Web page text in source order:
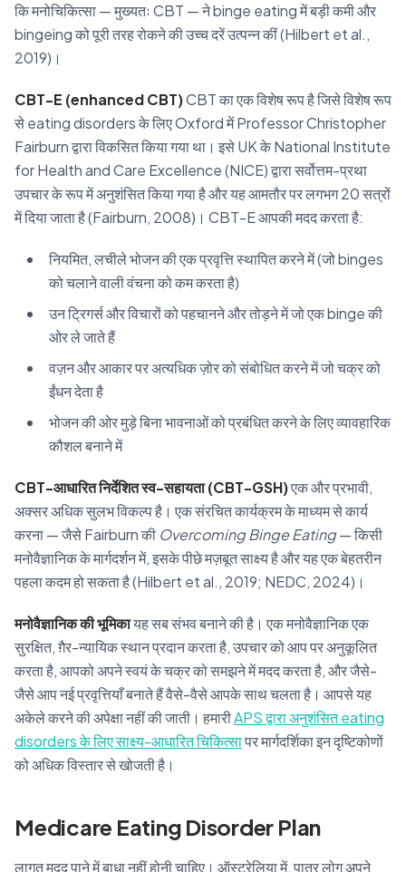
कि मनोचिकित्सा — मुख्यतः CBT — ने binge eating में बड़ी कमी और
bingeing को पूरी तरह रोकने की उच्च दरें उत्पन्न कीं (Hilbert et al.,
2019)।
CBT-E (enhanced CBT)CBT का एक विशेष रूप है जिसे विशेष रूप
से eating disorders के लिए Oxford में Professor Christopher
Fairburn द्वारा विकसित किया गया था। इसे UK के National Institute
for Health and Care Excellence (NICE) द्वारा सर्वोत्तम-प्रथा
उपचार के रूप में अनुशंसित किया गया है और यह आमतौर पर लगभग 20 सत्रों
में दिया जाता है (Fairburn, 2008)। CBT-E आपकी मदद करता है:
नियमित, लचीले भोजन की एक प्रवृत्ति स्थापित करने में (जो binges
को चलाने वाली वंचना को कम करता है)
उन ट्रिगर्स और विचारों को पहचानने और तोड़ने में जो एक binge की
ओर ले जाते हैं
वज़न और आकार पर अत्यधिक ज़ोर को संबोधित करने में जो चक्र को
ईंधन देता है
भोजन की ओर मुड़े बिना भावनाओं को प्रबंधित करने के लिए व्यावहारिक
कौशल बनाने में
CBT-आधारित निर्देशित स्व-सहायता (CBT-GSH)एक और प्रभावी,
अक्सर अधिक सुलभ विकल्प है। एक संरचित कार्यक्रम के माध्यम से कार्य
करना — जैसे Fairburn की Overcoming Binge Eating— किसी
मनोवैज्ञानिक के मार्गदर्शन में, इसके पीछे मज़बूत साक्ष्य है और यह एक बेहतरीन
पहला कदम हो सकता है (Hilbert et al., 2019; NEDC, 2024)।
मनोवैज्ञानिक की भूमिकायह सब संभव बनाने की है। एक मनोवैज्ञानिक एक
सुरक्षित, ग़ैर-न्यायिक स्थान प्रदान करता है, उपचार को आप पर अनुकूलित
करता है, आपको अपने स्वयं के चक्र को समझने में मदद करता है, और जैसे-
जैसे आप नई प्रवृत्तियाँ बनाते हैं वैसे-वैसे आपके साथ चलता है। आपसे यह
अकेले करने की अपेक्षा नहीं की जाती। हमारीAPS द्वारा अनुशंसित eating
disorders के लिए साक्ष्य-आधारित चिकित्सापर मार्गदर्शिका इन दृष्टिकोणों
को अधिक विस्तार से खोजती है।
Medicare Eating Disorder Plan
लागत मदद पाने में बाधा नहीं होनी चाहिए। ऑस्ट्रेलिया में, पात्र लोग अपने